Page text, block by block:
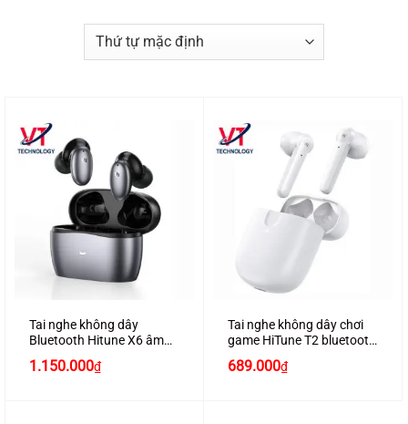
Tai nghe không dây
Bluetooth Hitune X6 âm
hãng Ugreen 90242 màu
1.150.000₫
Tai nghe không dây chơi
game HiTune T2 bluetooth
loại bỏ tiếng ồn, chống
689.000₫